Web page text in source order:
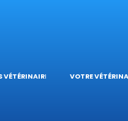
VÉTÉRINAIRES VOTRE